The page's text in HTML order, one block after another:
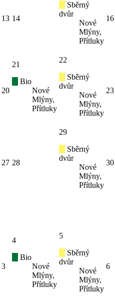
13 14
Sběrný
dvůr
Nové
Mlýny,
Přítluky
16
20
21
Bio
Nové
Mlýny,
Přítluky
22
Sběrný
dvůr
Nové
Mlýny,
Přítluky
23
27 28
29
Sběrný
dvůr
Nové
Mlýny,
Přítluky
30
3
4
Bio
Nové
Mlýny,
Přítluky
5
Sběrný
dvůr
Nové
Mlýny,
Přítluky
6